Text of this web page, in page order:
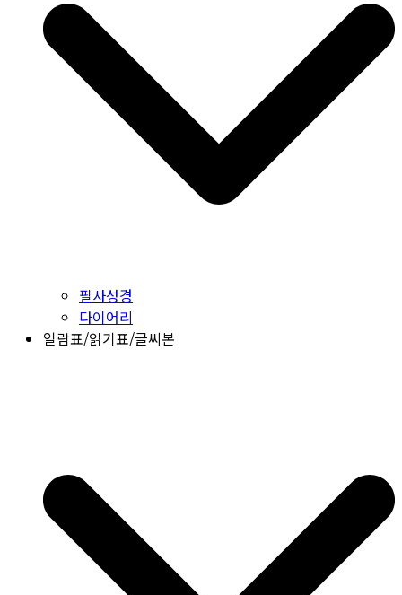
필사성경
다이어리
일람표/읽기표/글씨본